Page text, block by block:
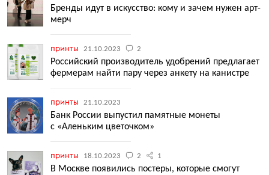
Бренды идут в искусство: кому и зачем нужен арт-
мерч
принты 21.10.2023 2
Российский производитель удобрений предлагает
фермерам найти пару через анкету на канистре
принты 21.10.2023
Банк России выпустил памятные монеты
с «Аленьким цветочком»
принты 18.10.2023 2 1
В Москве появились постеры, которые смогут